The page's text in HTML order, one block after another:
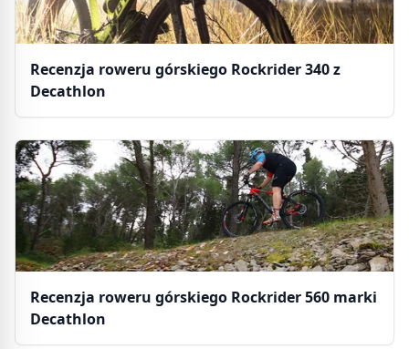
Recenzja roweru górskiego Rockrider 340 z
Decathlon
Recenzja roweru górskiego Rockrider 560 marki
Decathlon